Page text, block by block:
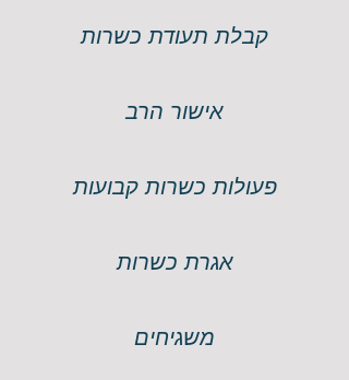
קבלת תעודת כשרות
אישור הרב
פעולות כשרות קבועות
אגרת כשרות
משגיחים